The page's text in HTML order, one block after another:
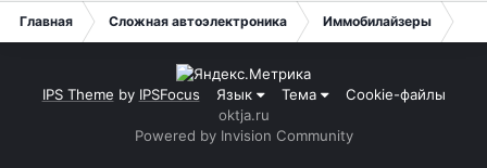
Главная Сложная автоэлектроника Иммобилайзеры
IPS Theme by IPSFocus Язык Тема
Cookie-файлы
oktja.ru
Powered by Invision Community